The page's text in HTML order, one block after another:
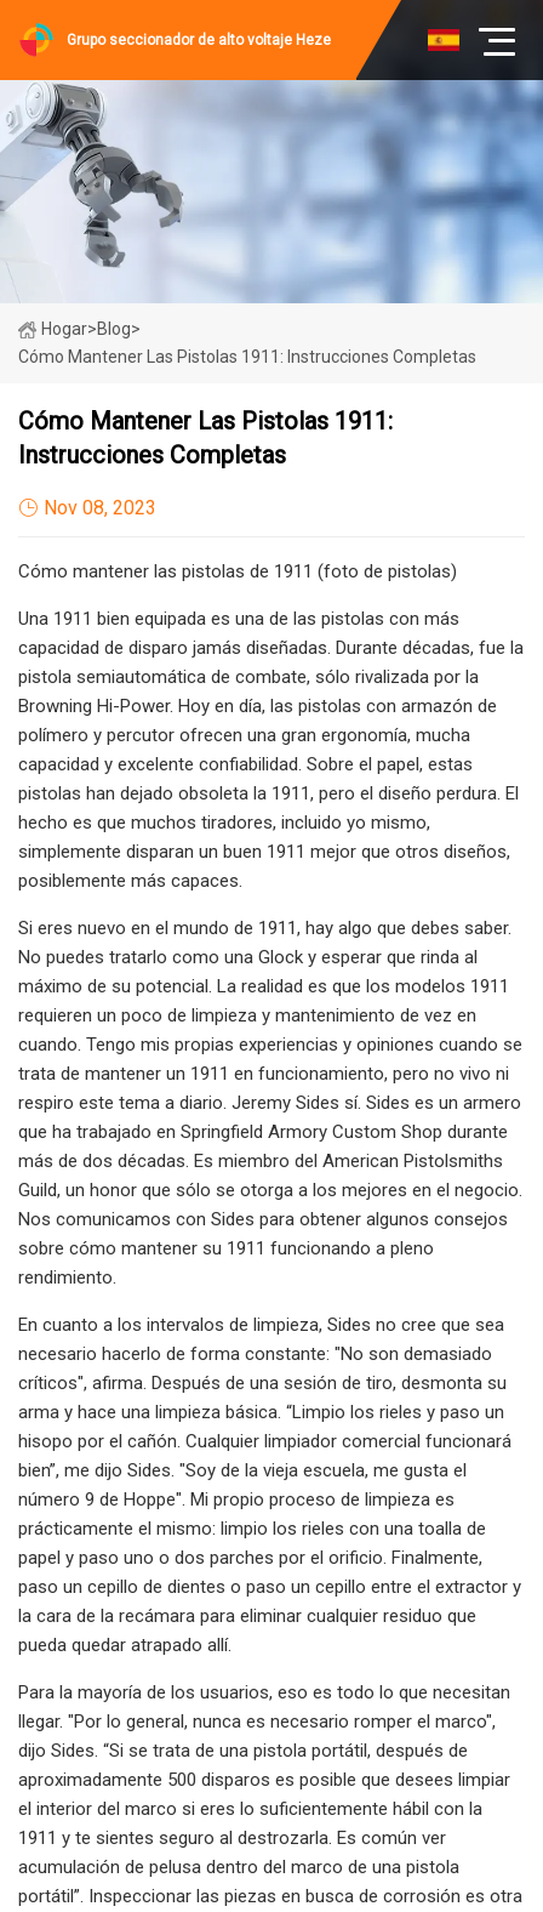
Grupo seccionador de alto voltaje Heze
Hogar>Blog>
Cómo Mantener Las Pistolas 1911: Instrucciones Completas
Cómo Mantener Las Pistolas 1911:
Instrucciones Completas
Nov 08, 2023
Cómo mantener las pistolas de 1911 (foto de pistolas)
Una 1911 bien equipada es una de las pistolas con más
capacidad de disparo jamás diseñadas. Durante décadas, fue la
pistola semiautomática de combate, sólo rivalizada por la
Browning Hi-Power. Hoy en día, las pistolas con armazón de
polímero y percutor ofrecen una gran ergonomía, mucha
capacidad y excelente confiabilidad. Sobre el papel, estas
pistolas han dejado obsoleta la 1911, pero el diseño perdura. El
hecho es que muchos tiradores, incluido yo mismo,
simplemente disparan un buen 1911 mejor que otros diseños,
posiblemente más capaces.
Si eres nuevo en el mundo de 1911, hay algo que debes saber.
No puedes tratarlo como una Glock y esperar que rinda al
máximo de su potencial. La realidad es que los modelos 1911
requieren un poco de limpieza y mantenimiento de vez en
cuando. Tengo mis propias experiencias y opiniones cuando se
trata de mantener un 1911 en funcionamiento, pero no vivo ni
respiro este tema a diario. Jeremy Sides sí. Sides es un armero
que ha trabajado en Springfield Armory Custom Shop durante
más de dos décadas. Es miembro del American Pistolsmiths
Guild, un honor que sólo se otorga a los mejores en el negocio.
Nos comunicamos con Sides para obtener algunos consejos
sobre cómo mantener su 1911 funcionando a pleno
rendimiento.
En cuanto a los intervalos de limpieza, Sides no cree que sea
necesario hacerlo de forma constante: "No son demasiado
críticos", afirma. Después de una sesión de tiro, desmonta su
arma y hace una limpieza básica. “Limpio los rieles y paso un
hisopo por el cañón. Cualquier limpiador comercial funcionará
bien”, me dijo Sides. "Soy de la vieja escuela, me gusta el
número 9 de Hoppe". Mi propio proceso de limpieza es
prácticamente el mismo: limpio los rieles con una toalla de
papel y paso uno o dos parches por el orificio. Finalmente,
paso un cepillo de dientes o paso un cepillo entre el extractor y
la cara de la recámara para eliminar cualquier residuo que
pueda quedar atrapado allí.
Para la mayoría de los usuarios, eso es todo lo que necesitan
llegar. "Por lo general, nunca es necesario romper el marco",
dijo Sides. “Si se trata de una pistola portátil, después de
aproximadamente 500 disparos es posible que desees limpiar
el interior del marco si eres lo suficientemente hábil con la
1911 y te sientes seguro al destrozarla. Es común ver
acumulación de pelusa dentro del marco de una pistola
portátil”. Inspeccionar las piezas en busca de corrosión es otra